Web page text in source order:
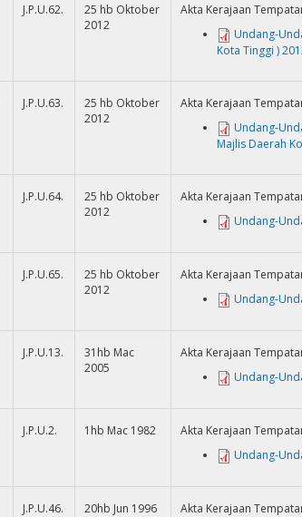
J.P.U.62.
25 hb Oktober
2012
Akta Kerajaan
Undang-
Kota Tinggi )
J.P.U.63.
25 hb Oktober
2012
Akta Kerajaan
Undang-
Majlis Daerah
J.P.U.64.
25 hb Oktober
2012
Akta Kerajaan
Undang-
J.P.U.65.
25 hb Oktober
2012
Akta Kerajaan
Undang-
J.P.U.13.
31hb Mac
2005
Akta Kerajaan
Undang-
J.P.U.2. 1hb Mac 1982
Akta Kerajaan
Undang-
J.P.U.46. 20hb Jun 1996
Akta Kerajaan